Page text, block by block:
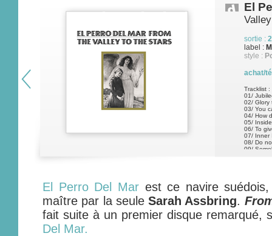
El
sortie :
label :
style :
achat/
Tracklist :
01/
02/ Glory
03/ You
04/ How
05/
06/ To
07/ Inner
08/ Do
09/
El Perro Del Marest ce navire suédois,
maître par la seuleSarah Assbring.
fait suite à un premier disque remarqué,
Del Mar.